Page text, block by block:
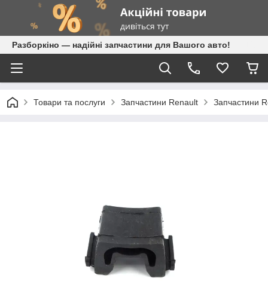
Разборкіно — надійні запчастини для Вашого авто!
Товари та послуги Запчастини Renault Запчастини